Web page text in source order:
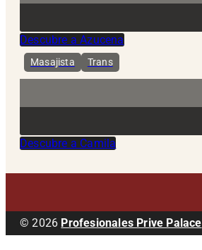
Descubre a Azucena
Masajista Trans
Descubre a Camila
© 2026 Profesionales Prive Palace